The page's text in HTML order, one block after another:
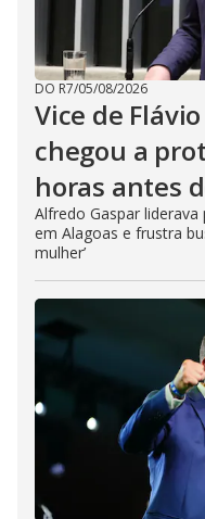
DO R7/05/08/2026
Vice de
chegou a
horas antes
Alfredo Gaspar
em Alagoas e frustra
mulher’